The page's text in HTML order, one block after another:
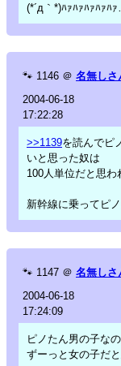
(*´д｀*)ﾊｧﾊｧﾊｧﾊｧﾊ
🐾 1146 ＠ 名無しさ
2004-06-18
17:22:28
>>1139を読んでピ
いと思った奴は
100人単位だと思わ
新幹線に乗ってピ
🐾 1147 ＠ 名無しさ
2004-06-18
17:24:09
ピノたん男の子なの
ずーっと女の子だと